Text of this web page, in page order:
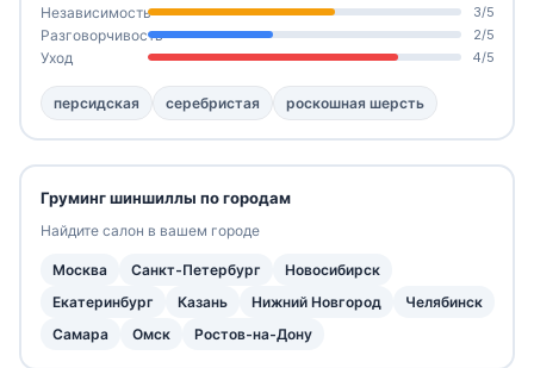
Независимость 3/5
Разговорчивость 2/5
Уход 4/5
персидская серебристая роскошная шерсть
Груминг шиншиллы по городам
Найдите салон в вашем городе
Москва Санкт-Петербург
Новосибирск
Екатеринбург
Казань Нижний Новгород
Челябинск
Самара
Омск Ростов-на-Дону